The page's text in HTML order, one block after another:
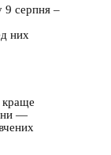
9 серпня –
них
краще
—